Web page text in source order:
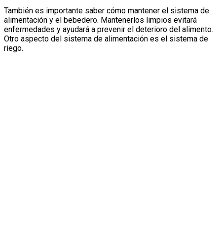
También es importante saber cómo mantener el sistema de
alimentación y el bebedero. Mantenerlos limpios evitará
enfermedades y ayudará a prevenir el deterioro del alimento.
Otro aspecto del sistema de alimentación es el sistema de
riego.